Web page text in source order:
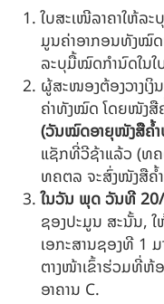
ໃບສະເໜີລາຄາໃຫ້ລ
ມູນຄ່າອາກອນທັງໝົ
ລະບຸມື້ໝົດກຳນົດໃນໃ
ຜູ້ສະໜອງຕ້ອງວາງເ
ຄ່າທັງໝົດ ໂດຍໜັງສື
(ວັນໝົດອາຍຸໜັງສືຄໍ້າ
ແຊັກທີ່ວີຊ້າແລ້ວ (ທ
ທຄຕລ ຈະສົ່ງໜັງສືຄໍ້
ໃນວັນ ພຸດວັນທີ
ຊອງປະມູນ ສະນັ້ນ,
ເອກະສານຊອງທີ 1
ຕາງໜ້າເຂົ້າຮ່ວມທີ່
ອາຄານ C.